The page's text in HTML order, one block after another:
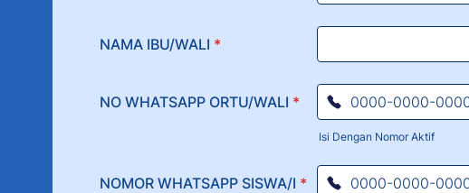
NAMA IBU/WALI *
NO WHATSAPP ORTU/WALI *
Isi Dengan Nomor Aktif
NOMOR WHATSAPP SISWA/I *